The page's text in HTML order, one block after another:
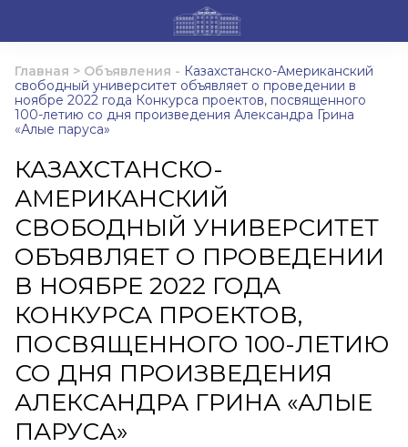
Главная > Объявления - Казахстанско-Американский
свободный университет объявляет о проведении в
ноябре 2022 года Конкурса проектов, посвященного
100-летию со дня произведения Александра Грина
«Алые паруса»
КАЗАХСТАНСКО-
АМЕРИКАНСКИЙ
СВОБОДНЫЙ УНИВЕРСИТЕТ
ОБЪЯВЛЯЕТ О ПРОВЕДЕНИИ
В НОЯБРЕ 2022 ГОДА
КОНКУРСА ПРОЕКТОВ,
ПОСВЯЩЕННОГО 100-ЛЕТИЮ
СО ДНЯ ПРОИЗВЕДЕНИЯ
АЛЕКСАНДРА ГРИНА «АЛЫЕ
ПАРУСА»